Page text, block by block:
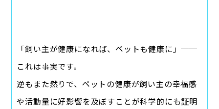
「飼い主が健康になれば、ペットも健康に」──
これは事実です。
逆もまた然りで、ペットの健康が飼い主の幸福感
や活動量に好影響を及ぼすことが科学的にも証明